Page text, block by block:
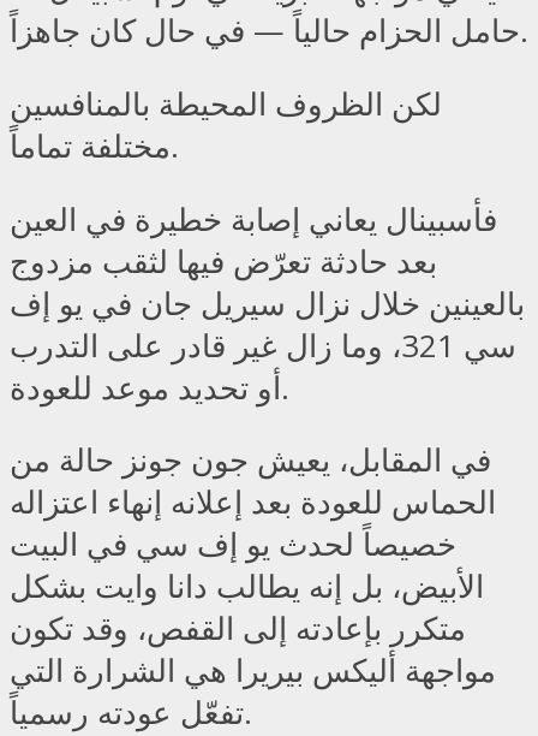
حامل الحزام حالياً — في حال كان جاهزاً.
لكن الظروف المحيطة بالمنافسين
مختلفة تماماً.
فأسبينال يعاني إصابة خطيرة في العين
بعد حادثة تعرّض فيها لثقب مزدوج
بالعينين خلال نزال سيريل جان في يو إف
سي 321، وما زال غير قادر على التدرب
أو تحديد موعد للعودة.
في المقابل، يعيش جون جونز حالة من
الحماس للعودة بعد إعلانه إنهاء اعتزاله
خصيصاً لحدث يو إف سي في البيت
الأبيض، بل إنه يطالب دانا وايت بشكل
متكرر بإعادته إلى القفص، وقد تكون
مواجهة أليكس بيريرا هي الشرارة التي
تفعّل عودته رسمياً.